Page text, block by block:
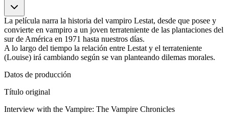
La película narra la historia del vampiro Lestat, desde que posee y
convierte en vampiro a un joven terrateniente de las plantaciones del
sur de América en 1971 hasta nuestros días.
A lo largo del tiempo la relación entre Lestat y el terrateniente
(Louise) irá cambiando según se van planteando dilemas morales.
Datos de producción
Título original
Interview with the Vampire: The Vampire Chronicles